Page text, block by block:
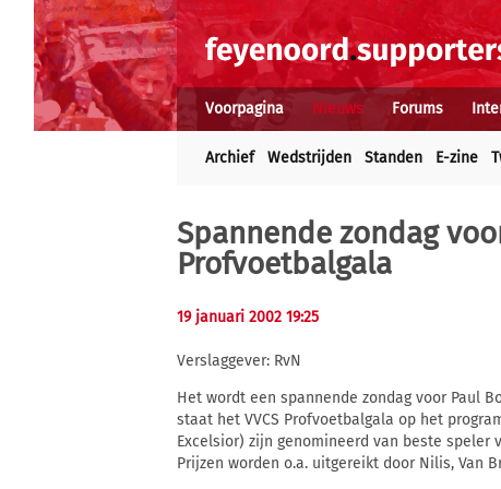
Voorpagina Nieuws Forums
Archief Wedstrijden Standen E-zine
Spannende zondag
Profvoetbalgala
19 januari 2002 19:25
Verslaggever: RvN
Het wordt een spannende zondag voor Paul
staat het VVCS Profvoetbalgala op het
Excelsior) zijn genomineerd van beste
Prijzen worden o.a. uitgereikt door Nilis, Van